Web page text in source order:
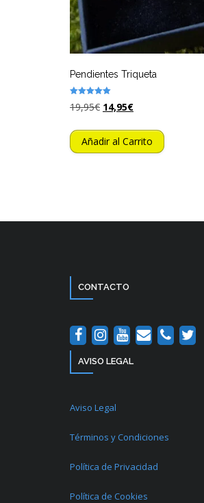
Pendientes Triqueta
con
19,95€ 14,95€
Añadir al Carrito
CONTACTO
AVISO LEGAL
Aviso Legal
Términos y Condiciones
Política de Privacidad
Política de Cookies